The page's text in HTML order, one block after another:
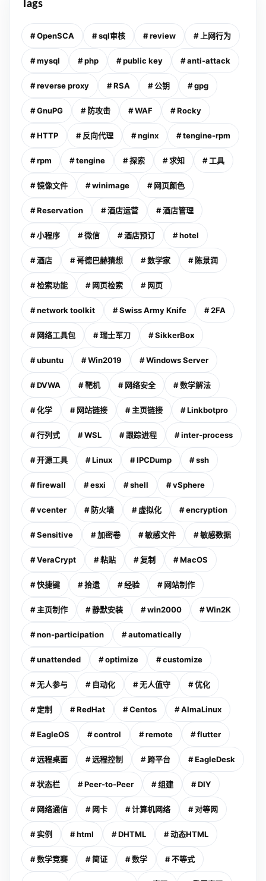
Tags
# OpenSCA # sql审核 # review # 上网行为
# mysql # php # public key # anti-attack
# reverse proxy # RSA # 公钥 # gpg
# GnuPG # 防攻击 # WAF # Rocky
# HTTP # 反向代理 # nginx # tengine-rpm
# rpm # tengine # 探索 # 求知 # 工具
# 镜像文件 # winimage # 网页颜色
# Reservation # 酒店运营 # 酒店管理
# 小程序 # 微信 # 酒店预订 # hotel
# 酒店 # 哥德巴赫猜想 # 数学家 # 陈景润
# 检索功能 # 网页检索 # 网页
# network toolkit # Swiss Army Knife # 2FA
# 网络工具包 # 瑞士军刀 # SikkerBox
# ubuntu # Win2019 # Windows Server
# DVWA # 靶机 # 网络安全 # 数学解法
# 化学 # 网站链接 # 主页链接 # Linkbotpro
# 行列式 # WSL # 跟踪进程 # inter-process
# 开源工具 # Linux # IPCDump # ssh
# firewall # esxi # shell # vSphere
# vcenter # 防火墙 # 虚拟化 # encryption
# Sensitive # 加密卷 # 敏感文件 # 敏感数据
# VeraCrypt # 粘贴 # 复制 # MacOS
# 快捷键 # 拾遗 # 经验 # 网站制作
# 主页制作 # 静默安装 # win2000 # Win2K
# non-participation # automatically
# unattended # optimize # customize
# 无人参与 # 自动化 # 无人值守 # 优化
# 定制 # RedHat # Centos # AlmaLinux
# EagleOS # control # remote # flutter
# 远程桌面 # 远程控制 # 跨平台 # EagleDesk
# 状态栏 # Peer-to-Peer # 组建 # DIY
# 网络通信 # 网卡 # 计算机网络 # 对等网
# 实例 # html # DHTML # 动态HTML
# 数学竞赛 # 简证 # 数学 # 不等式